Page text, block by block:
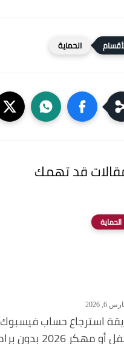
الحماية
قد تهمك
الحماية
6, 2026
استرجاع حساب فيسبوك
مهكر 2026 بدون برامج